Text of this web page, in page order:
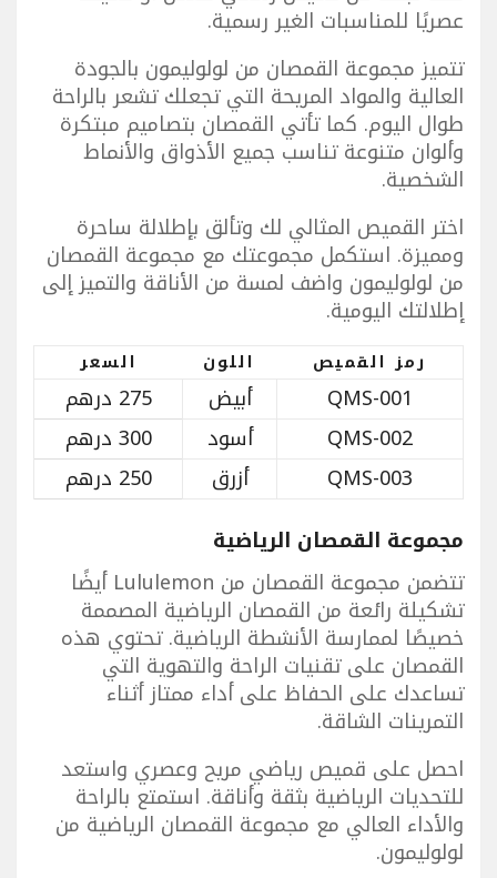
عصريًا للمناسبات الغير رسمية.
تتميز مجموعة القمصان من لولوليمون بالجودة
العالية والمواد المريحة التي تجعلك تشعر بالراحة
طوال اليوم. كما تأتي القمصان بتصاميم مبتكرة
وألوان متنوعة تناسب جميع الأذواق والأنماط
الشخصية.
اختر القميص المثالي لك وتألق بإطلالة ساحرة
ومميزة. استكمل مجموعتك مع مجموعة القمصان
من لولوليمون واضف لمسة من الأناقة والتميز إلى
إطلالتك اليومية.
رمز القميص اللون السعر
QMS-001 أبيض
275 درهم
QMS-002
أسود
300 درهم
QMS-003
أزرق
250 درهم
مجموعة القمصان الرياضية
تتضمن مجموعة القمصان من Lululemon أيضًا
تشكيلة رائعة من القمصان الرياضية المصممة
خصيصًا لممارسة الأنشطة الرياضية. تحتوي هذه
القمصان على تقنيات الراحة والتهوية التي
تساعدك على الحفاظ على أداء ممتاز أثناء
التمرينات الشاقة.
احصل على قميص رياضي مريح وعصري واستعد
للتحديات الرياضية بثقة وأناقة. استمتع بالراحة
والأداء العالي مع مجموعة القمصان الرياضية من
لولوليمون.